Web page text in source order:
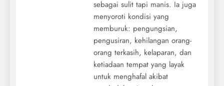
sebagai sulit tapi manis. Ia juga
menyoroti kondisi yang
memburuk: pengungsian,
pengusiran, kehilangan orang-
orang terkasih, kelaparan, dan
ketiadaan tempat yang layak
untuk menghafal akibat